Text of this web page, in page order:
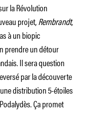
la Révolution
projet,Rembrandt,
à un biopic
prendre un détour
Il sera question
par la découverte
distribution 5-étoiles
Ça promet